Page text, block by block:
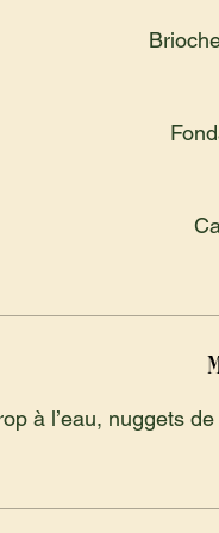
à l’eau, nuggets